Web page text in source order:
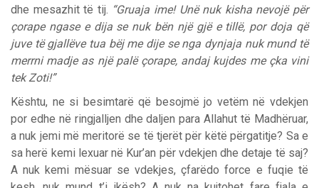
dhe mesazhit të tij. “Gruaja ime! Unë nuk kisha nevojë për
çorape ngase e dija se nuk bën një gjë e tillë, por doja që
juve të gjallëve tua bëj me dije se nga dynjaja nuk mund të
merrni madje as një palë çorape, andaj kujdes me çka vini
tek Zoti!”
Kështu, ne si besimtarë që besojmë jo vetëm në vdekjen
por edhe në ringjalljen dhe daljen para Allahut të Madhëruar,
a nuk jemi më meritorë se të tjerët për këtë përgatitje? Sa e
sa herë kemi lexuar në Kur’an për vdekjen dhe detaje të saj?
A nuk kemi mësuar se vdekjes, çfarëdo force e fuqie të